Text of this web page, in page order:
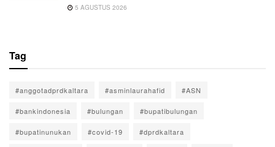
5 AGUSTUS 2026
Tag
#anggotadprdkaltara #asminlaurahafid #ASN
#bankindonesia #bulungan #bupatibulungan
#bupatinunukan #covid-19 #dprdkaltara